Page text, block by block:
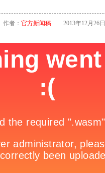
作者：官方新闻稿 2013年12月26日